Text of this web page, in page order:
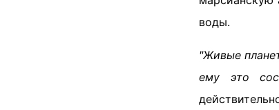
воды.
"Живые
ему это